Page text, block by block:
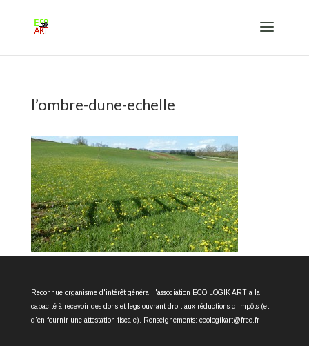
l’ombre-dune-echelle
Reconnue organisme d'intérêt général l'association ECO LOGIK ART a la
capacité à recevoir des dons et legs ouvrant droit aux réductions d'impôts (et
d'en fournir une attestation fiscale). Renseignements: ecologikart@free.fr